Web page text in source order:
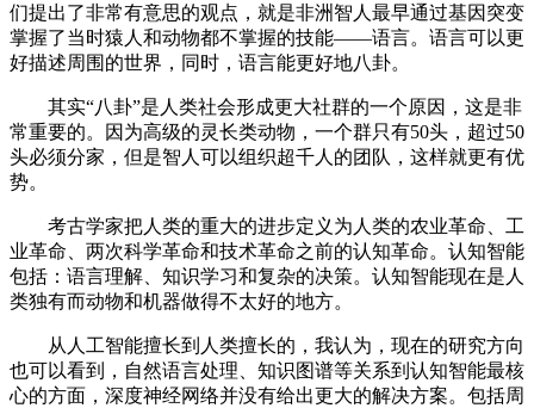
们提出了非常有意思的观点，就是非洲智人最早通过基因突变
掌握了当时猿人和动物都不掌握的技能——语言。语言可以更
好描述周围的世界，同时，语言能更好地八卦。
其实“八卦”是人类社会形成更大社群的一个原因，这是非
常重要的。因为高级的灵长类动物，一个群只有50头，超过50
头必须分家，但是智人可以组织超千人的团队，这样就更有优
势。
考古学家把人类的重大的进步定义为人类的农业革命、工
业革命、两次科学革命和技术革命之前的认知革命。认知智能
包括：语言理解、知识学习和复杂的决策。认知智能现在是人
类独有而动物和机器做得不太好的地方。
从人工智能擅长到人类擅长的，我认为，现在的研究方向
也可以看到，自然语言处理、知识图谱等关系到认知智能最核
心的方面，深度神经网络并没有给出更大的解决方案。包括周